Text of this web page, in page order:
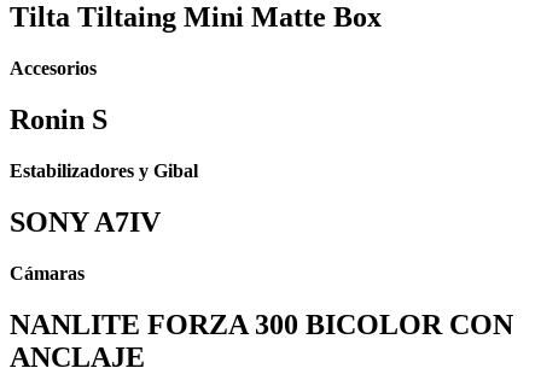
Tilta Tiltaing Mini Matte Box
Accesorios
Ronin S
Estabilizadores y Gibal
SONY A7IV
Cámaras
NANLITE FORZA 300 BICOLOR CON
ANCLAJE